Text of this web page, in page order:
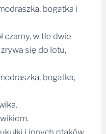
bogatka i
czarny, w tle dwie
się do lotu,
bogatka,